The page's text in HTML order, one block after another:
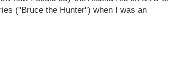
("Bruce the Hunter") when I was an